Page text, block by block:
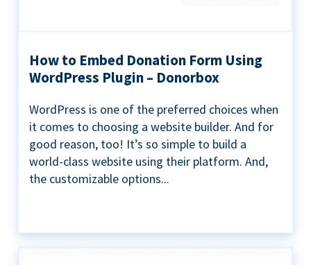
How to Embed Donation Form Using
WordPress Plugin – Donorbox
WordPress is one of the preferred choices when
it comes to choosing a website builder. And for
good reason, too! It’s so simple to build a
world-class website using their platform. And,
the customizable options...